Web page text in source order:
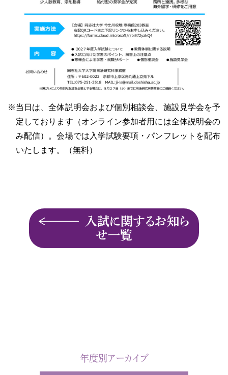
※当日は、全体説明会および個別相談会、施設見学会を予
定しております（オンライン参加者用には全体説明会の
み配信）。会場では入学試験要項・パンフレットを配布
いたします。（無料）
入試に関するお知ら
せ一覧
年度別アーカイブ